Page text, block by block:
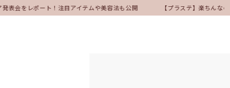
表会をレポート！注目アイテムや美容法も公開 【プラステ】楽ちんなの